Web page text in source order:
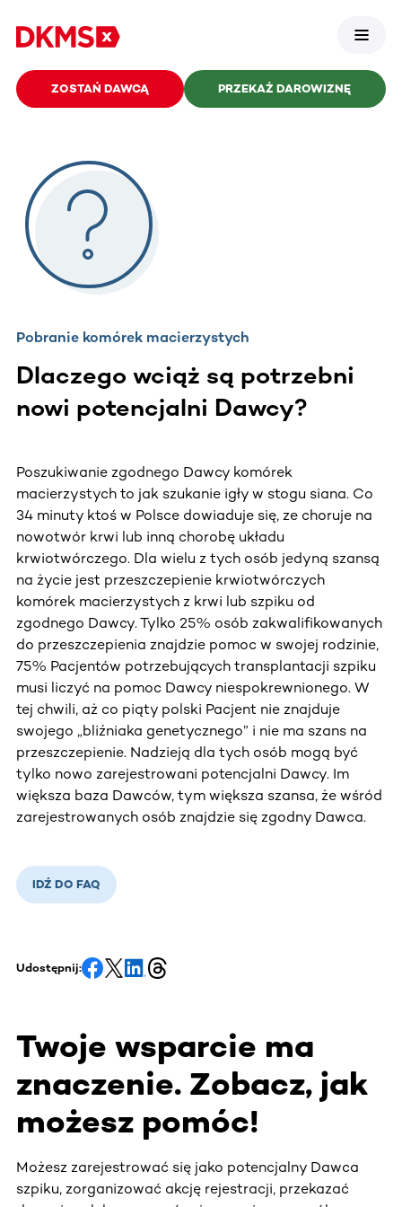
ZOSTAŃ DAWCĄ PRZEKAŻ DAROWIZNĘ
Pobranie komórek macierzystych
Dlaczego wciąż są potrzebni
nowi potencjalni Dawcy?
Poszukiwanie zgodnego Dawcy komórek
macierzystych to jak szukanie igły w stogu siana. Co
34 minuty ktoś w Polsce dowiaduje się, ze choruje na
nowotwór krwi lub inną chorobę układu
krwiotwórczego. Dla wielu z tych osób jedyną szansą
na życie jest przeszczepienie krwiotwórczych
komórek macierzystych z krwi lub szpiku od
zgodnego Dawcy. Tylko 25% osób zakwalifikowanych
do przeszczepienia znajdzie pomoc w swojej rodzinie,
75% Pacjentów potrzebujących transplantacji szpiku
musi liczyć na pomoc Dawcy niespokrewnionego. W
tej chwili, aż co piąty polski Pacjent nie znajduje
swojego „bliźniaka genetycznego” i nie ma szans na
przeszczepienie. Nadzieją dla tych osób mogą być
tylko nowo zarejestrowani potencjalni Dawcy. Im
większa baza Dawców, tym większa szansa, że wśród
zarejestrowanych osób znajdzie się zgodny Dawca.
IDŹ DO FAQ
Udostępnij:
Twoje wsparcie ma
znaczenie. Zobacz, jak
możesz pomóc!
Możesz zarejestrować się jako potencjalny Dawca
szpiku, zorganizować akcję rejestracji, przekazać